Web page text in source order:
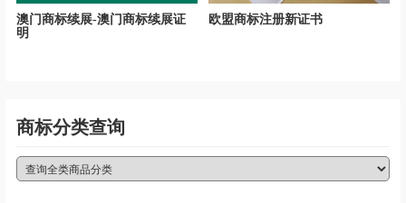
澳门商标续展-澳门商标续展证
明
欧盟商标注册新证书
商标分类查询